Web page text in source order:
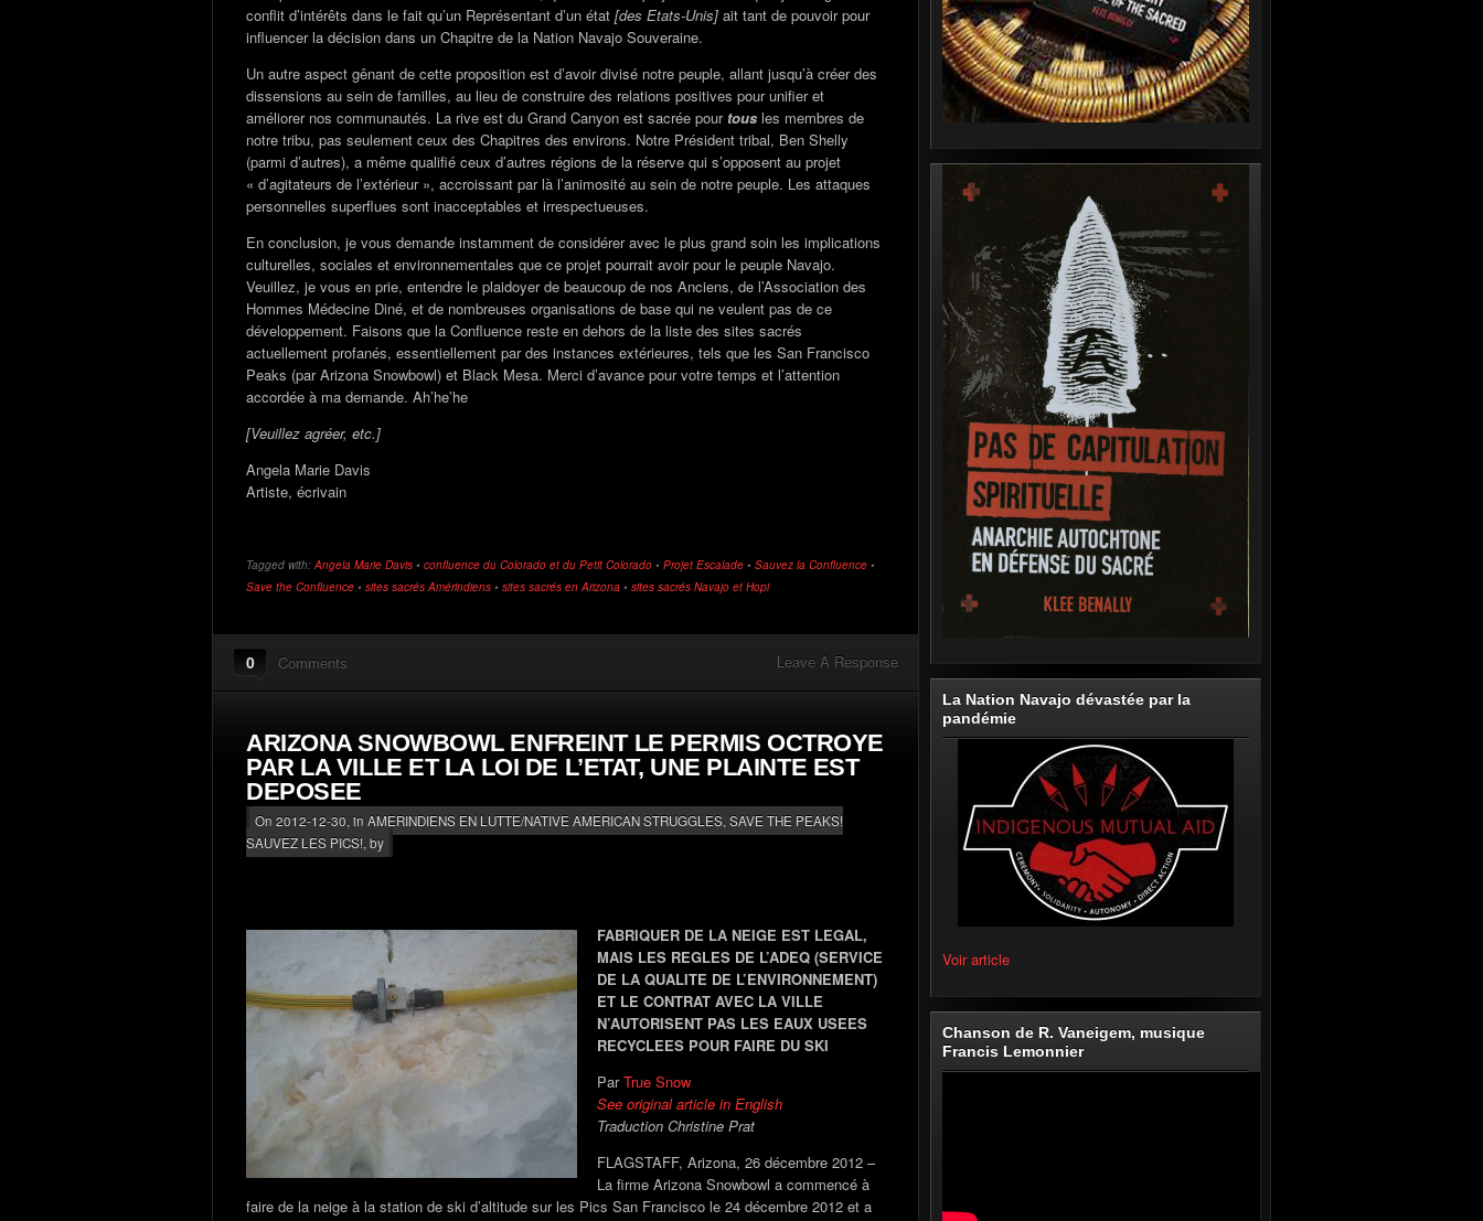
conflit d’intérêts dans le fait qu’un Représentant d’un état [des Etats-Unis] ait tant de pouvoir pour
influencer la décision dans un Chapitre de la Nation Navajo Souveraine.
Un autre aspect gênant de cette proposition est d’avoir divisé notre peuple, allant jusqu’à créer des
dissensions au sein de familles, au lieu de construire des relations positives pour unifier et
améliorer nos communautés. La rive est du Grand Canyon est sacrée pour tous les membres de
notre tribu, pas seulement ceux des Chapitres des environs. Notre Président tribal, Ben Shelly
(parmi d’autres), a même qualifié ceux d’autres régions de la réserve qui s’opposent au projet
« d’agitateurs de l’extérieur », accroissant par là l’animosité au sein de notre peuple. Les attaques
personnelles superflues sont inacceptables et irrespectueuses.
En conclusion, je vous demande instamment de considérer avec le plus grand soin les implications
culturelles, sociales et environnementales que ce projet pourrait avoir pour le peuple Navajo.
Veuillez, je vous en prie, entendre le plaidoyer de beaucoup de nos Anciens, de l’Association des
Hommes Médecine Diné, et de nombreuses organisations de base qui ne veulent pas de ce
développement. Faisons que la Confluence reste en dehors de la liste des sites sacrés
actuellement profanés, essentiellement par des instances extérieures, tels que les San Francisco
Peaks (par Arizona Snowbowl) et Black Mesa. Merci d’avance pour votre temps et l’attention
accordée à ma demande. Ah’he’he
[Veuillez agréer, etc.]
Angela Marie Davis
Artiste, écrivain
Tagged with:Angela Marie Davis • confluence du Colorado et du Petit Colorado • Projet Escalade • Sauvez la Confluence •
Save the Confluence • sites sacrés Amérindiens • sites sacrés en Arizona • sites sacrés Navajo et Hopi
0 Comments Leave A Response
ARIZONA SNOWBOWL ENFREINT LE PERMIS OCTROYE
PAR LA VILLE ET LA LOI DE L’ETAT, UNE PLAINTE EST
DEPOSEE
On 2012-12-30, in AMERINDIENS EN LUTTE/NATIVE AMERICAN STRUGGLES SAVE THE PEAKS!
SAUVEZ LES PICS! , by
FABRIQUER DE LA NEIGE EST LEGAL,
MAIS LES REGLES DE L’ADEQ (SERVICE
DE LA QUALITE DE L’ENVIRONNEMENT)
ET LE CONTRAT AVEC LA VILLE
N’AUTORISENT PAS LES EAUX USEES
RECYCLEES POUR FAIRE DU SKI
ParTrue Snow
See original article in English
Traduction Christine Prat
FLAGSTAFF, Arizona, 26 décembre 2012 –
La firme Arizona Snowbowl a commencé à
faire de la neige à la station de ski d’altitude sur les Pics San Francisco le 24 décembre 2012 et a
La Nation Navajo dévastée par la
pandémie
Voir article
Chanson de R. Vaneigem, musique
Francis Lemonnier